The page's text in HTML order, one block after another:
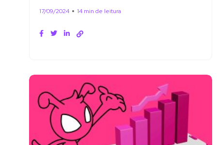
17/09/2024 14 min de leitura